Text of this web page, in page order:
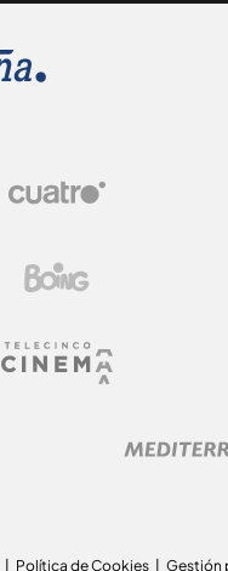
Política de Cookies Gestión